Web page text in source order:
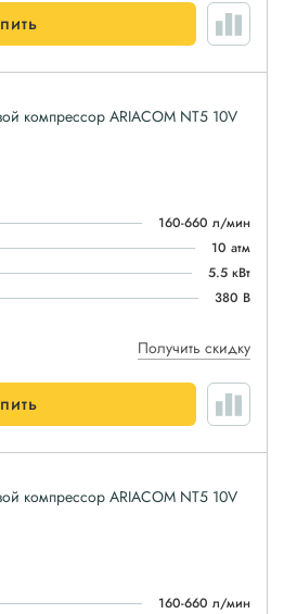
компрессор ARIACOM NT5 10V
160-660 л/мин
10 атм
5.5 кВт
380 В
Получить скидку
компрессор ARIACOM NT5 10V
160-660 л/мин